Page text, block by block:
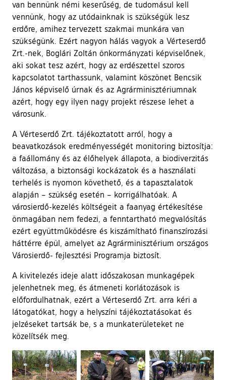
van bennünk némi keserűség, de tudomásul kell
vennünk, hogy az utódainknak is szükségük lesz
erdőre, amihez tervezett szakmai munkára van
szükségünk. Ezért nagyon hálás vagyok a Vérteserdő
Zrt.-nek, Boglári Zoltán önkormányzati képviselőnek,
aki sokat tesz azért, hogy az erdészettel szoros
kapcsolatot tarthassunk, valamint köszönet Bencsik
János képviselő úrnak és az Agrárminisztériumnak
azért, hogy egy ilyen nagy projekt részese lehet a
városunk.
A Vérteserdő Zrt. tájékoztatott arról, hogy a
beavatkozások eredményességét monitoring biztosítja:
a faállomány és az élőhelyek állapota, a biodiverzitás
változása, a biztonsági kockázatok és a használati
terhelés is nyomon követhető, és a tapasztalatok
alapján – szükség esetén – korrigálhatóak. A
városierdő-kezelés költségeit a faanyag értékesítése
önmagában nem fedezi, a fenntartható megvalósítás
ezért együttműködésre és kiszámítható finanszírozási
háttérre épül, amelyet az Agrárminisztérium országos
Városierdő- fejlesztési Programja biztosít.
A kivitelezés ideje alatt időszakosan munkagépek
jelenhetnek meg, és átmeneti korlátozások is
előfordulhatnak, ezért a Vérteserdő Zrt. arra kéri a
látogatókat, hogy a helyszíni tájékoztatásokat és
jelzéseket tartsák be, s a munkaterületeket ne
közelítsék meg.
Ugrás a galéria utánra